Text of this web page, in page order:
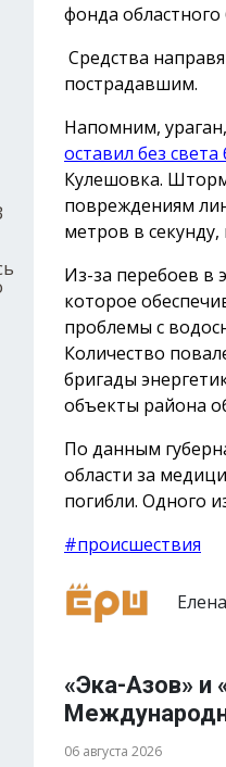
фонда
Средства
пострадавшим.
Напомним,
оставил без
Кулешовка.
повреждениям
метров в
Из-за перебоев в
которое
проблемы с
Количество
бригады
объекты района
По данным
области за
погибли. Одного
#происшествия
«Эка-Азов» и
06 августа 2026